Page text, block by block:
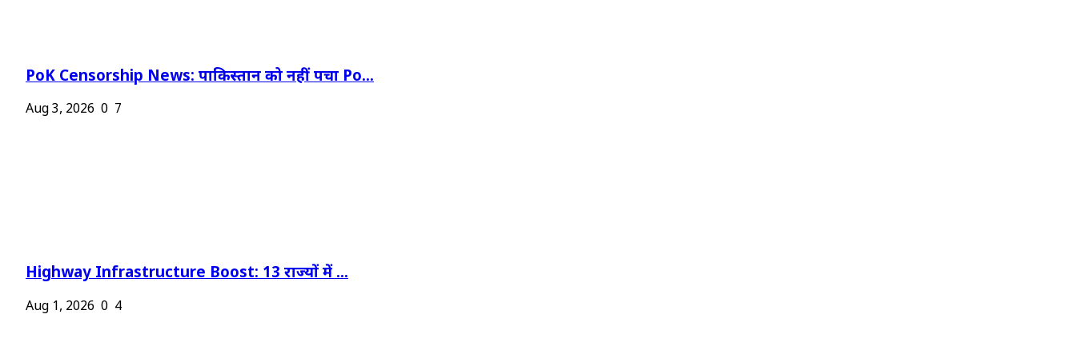
PoK Censorship News: पाकिस्तान को नहीं पचा Po...
Aug 3, 2026 0 7
Highway Infrastructure Boost: 13 राज्यों में ...
Aug 1, 2026 0 4